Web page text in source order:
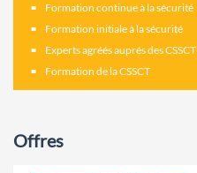
Formation continue à la sécurité
Formation initiale à la sécurité
Experts agréés auprés des CSSCT
Formation de la CSSCT
Offres